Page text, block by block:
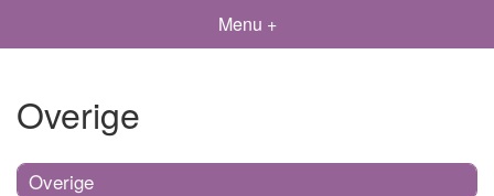
Menu +
Overige
Overige